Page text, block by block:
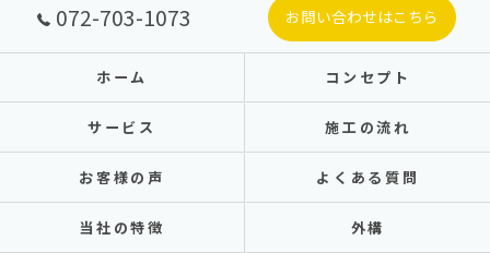
072-703-1073 お問い合わせはこちら
ホーム コンセプト
サービス 施工の流れ
お客様の声 よくある質問
当社の特徴 外構